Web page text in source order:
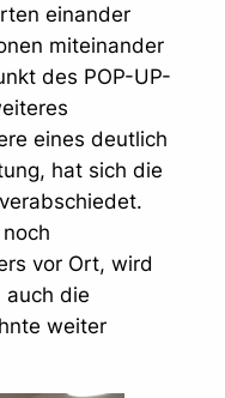
einander
miteinander
des POP-UP-
eines deutlich
hat sich die
vor Ort, wird
auch die
weiter